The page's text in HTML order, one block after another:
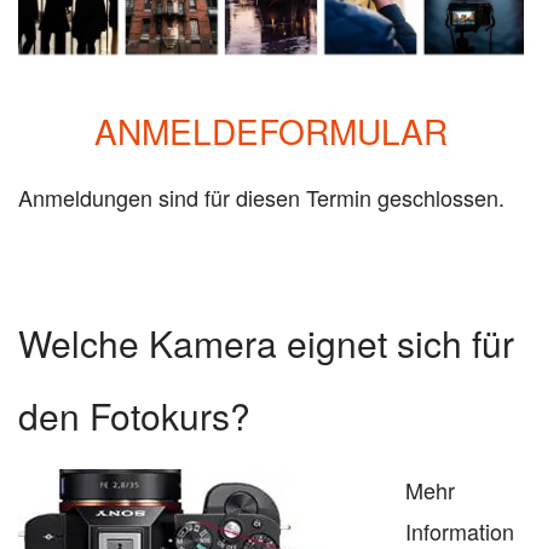
ANMELDEFORMULAR
Anmeldungen sind für diesen Termin geschlossen.
Welche Kamera eignet sich für
den Fotokurs?
Mehr
Information